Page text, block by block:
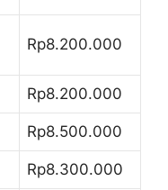
Rp8.200.000
Rp8.200.000
Rp8.500.000
Rp8.300.000